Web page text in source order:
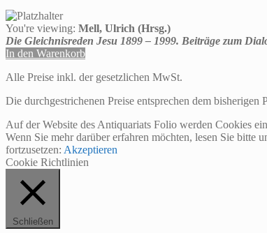
You're viewing: Mell, Ulrich (Hrsg.)
Die Gleichnisreden Jesu 1899 – 1999. Beiträge zum
In den Warenkorb
Alle Preise inkl. der gesetzlichen MwSt.
Die durchgestrichenen Preise entsprechen dem bisherigen
Auf der Website des Antiquariats Folio werden Cookies
Wenn Sie mehr darüber erfahren möchten, lesen Sie bitte
fortzusetzen: Akzeptieren
Cookie Richtlinien
Schließen